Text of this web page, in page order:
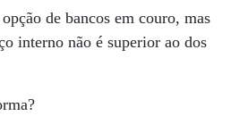
de bancos em couro, mas
interno não é superior ao dos